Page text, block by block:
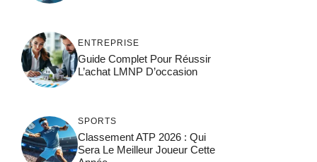
ENTREPRISE
Guide Complet Pour Réussir
L’achat LMNP D’occasion
SPORTS
Classement ATP 2026 : Qui
Sera Le Meilleur Joueur Cette